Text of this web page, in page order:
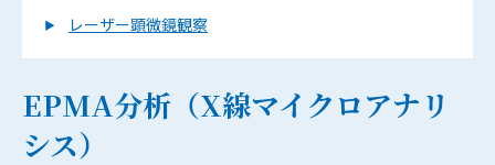
レーザー顕微鏡観察
EPMA分析（X線マイクロアナリ
シス）